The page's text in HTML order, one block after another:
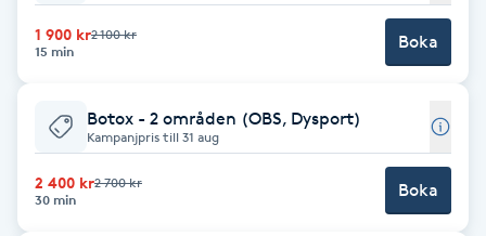
Dermapen
Diamantslipning
Enzympeeling
Extensions
1 900 kr2 100 kr
15 min
Boka
Botox - 2 områden (OBS, Dysport)
Kampanjpris till 31 aug
2 400 kr2 700 kr
30 min
Boka